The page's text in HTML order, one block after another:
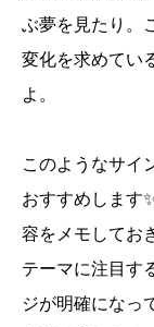
ぶ夢を見たり。
変化を求めてい
よ。
このようなサイ
おすすめします
容をメモしてお
テーマに注目す
ジが明確になっ